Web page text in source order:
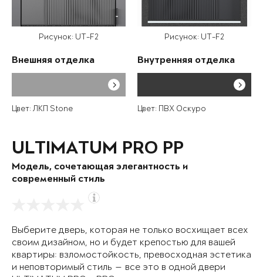
Рисунок: UT-F2
Внешняя отделка
Цвет: ЛКП Stone
Рисунок: UT-F2
Внутренняя отделка
Цвет: ПВХ Оскуро
ULTIMATUM PRO PP
Модель, сочетающая элегантность и
современный стиль
Выберите дверь, которая не только восхищает всех
своим дизайном, но и будет крепостью для вашей
квартиры: взломостойкость, превосходная эстетика
и неповторимый стиль — все это в одной двери